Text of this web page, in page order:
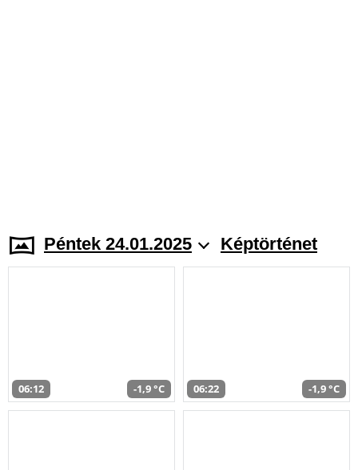
Péntek 24.01.2025 Képtörténet
06:12 -1,9 °C 06:22 -1,9 °C